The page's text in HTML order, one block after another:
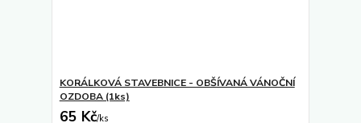
KORÁLKOVÁ STAVEBNICE - OBŠÍVANÁ VÁNOČNÍ
OZDOBA (1ks)
65 Kč/ks